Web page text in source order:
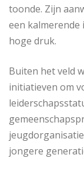
toonde. Zijn
een
hoge druk.
Buiten het veld
initiatieven om
jongere